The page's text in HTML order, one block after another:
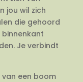
jou wil zich
die gehoord
Je verbindt
een boom